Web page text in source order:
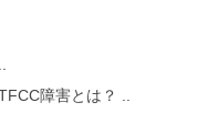
障害とは？ ..